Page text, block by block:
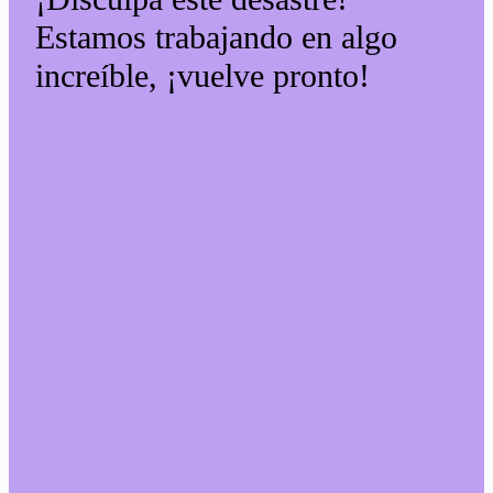
Estamos trabajando en algo
increíble, ¡vuelve pronto!